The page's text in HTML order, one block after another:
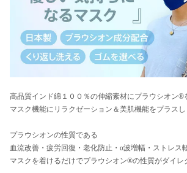
高品質インド綿１００％の伸縮素材にプラウシオン®
マスク機能にリラクゼーション＆美肌機能をプラスし
プラウシオンの性質である
血流改善・疲労回復・老化防止・α波増幅・ストレス
マスクを着けるだけでプラウシオン®の性質がダイレ